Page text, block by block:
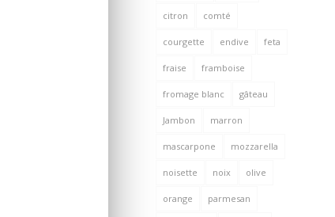
citron comté
courgette endive feta
fraise framboise
fromage blanc gâteau
Jambon marron
mascarpone mozzarella
noisette noix olive
orange parmesan